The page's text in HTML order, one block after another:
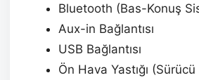
Bluetooth (Bas-Konuş
Aux-in Bağlantısı
USB Bağlantısı
Ön Hava Yastığı